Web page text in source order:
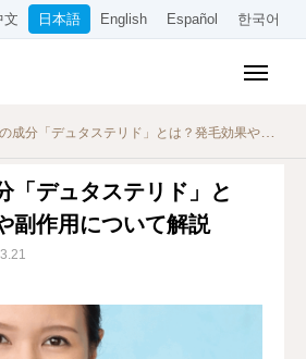
文 日本語 English Español 한국어
分「デュタステリド」とは？発毛効果や副作用について解説
「デュタステリド」と
副作用について解説